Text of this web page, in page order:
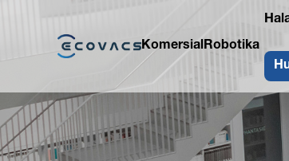
KomersialRobotika